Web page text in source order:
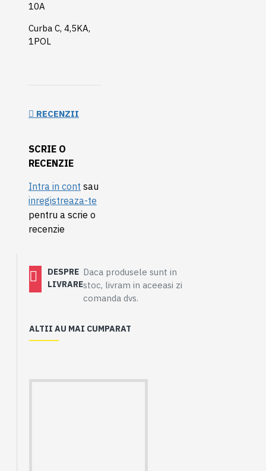
10A
Curba C, 4,5KA,
1POL
RECENZII
SCRIE O
RECENZIE
Intra in cont sau
inregistreaza-te
pentru a scrie o
recenzie
DESPRE
LIVRARE
Daca produsele sunt in
stoc, livram in aceeasi zi
comanda dvs.
ALTII AU MAI CUMPARAT